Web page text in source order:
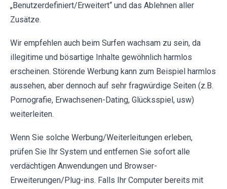
„Benutzerdefiniert/Erweitert“ und das Ablehnen aller
Zusätze.
Wir empfehlen auch beim Surfen wachsam zu sein, da
illegitime und bösartige Inhalte gewöhnlich harmlos
erscheinen. Störende Werbung kann zum Beispiel harmlos
aussehen, aber dennoch auf sehr fragwürdige Seiten (z.B.
Pornografie, Erwachsenen-Dating, Glücksspiel, usw)
weiterleiten.
Wenn Sie solche Werbung/Weiterleitungen erleben,
prüfen Sie Ihr System und entfernen Sie sofort alle
verdächtigen Anwendungen und Browser-
Erweiterungen/Plug-ins. Falls Ihr Computer bereits mit